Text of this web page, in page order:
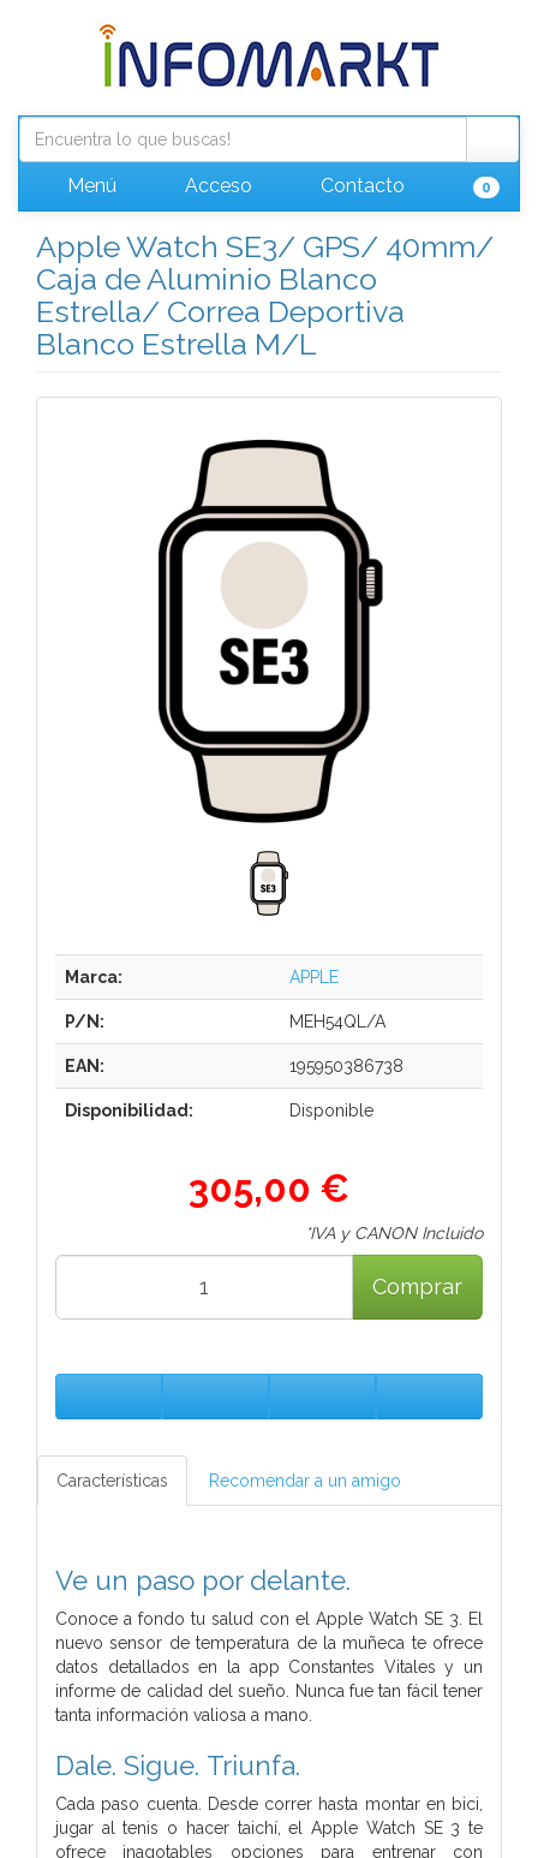
Menú Acceso Contacto 0
Apple Watch SE3/ GPS/ 40mm/
Caja de Aluminio Blanco
Estrella/ Correa Deportiva
Blanco Estrella M/L
Marca: APPLE
P/N: MEH54QL/A
EAN: 195950386738
Disponibilidad: Disponible
305,00 €
*IVA y CANON Incluido
Comprar
Características Recomendar a un amigo
Ve un paso por delante.
Conoce a fondo tu salud con el Apple Watch SE 3. El
nuevo sensor de temperatura de la muñeca te ofrece
datos detallados en la app Constantes Vitales y un
informe de calidad del sueño. Nunca fue tan fácil tener
tanta información valiosa a mano.
Dale. Sigue. Triunfa.
Cada paso cuenta. Desde correr hasta montar en bici,
jugar al tenis o hacer taichí, el Apple Watch SE 3 te
ofrece inagotables opciones para entrenar con